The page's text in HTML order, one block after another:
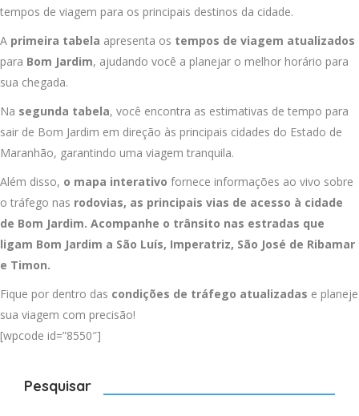
tempos de viagem para os principais destinos da cidade.
A primeira tabela apresenta os tempos de viagem atualizados
para Bom Jardim, ajudando você a planejar o melhor horário para
sua chegada.
Na segunda tabela, você encontra as estimativas de tempo para
sair de Bom Jardim em direção às principais cidades do Estado de
Maranhão, garantindo uma viagem tranquila.
Além disso, o mapa interativo fornece informações ao vivo sobre
o tráfego nas rodovias, as principais vias de acesso à cidade
de Bom Jardim. Acompanhe o trânsito nas estradas que
ligam Bom Jardim a São Luís, Imperatriz, São José de Ribamar
e Timon.
Fique por dentro das condições de tráfego atualizadas e planeje
sua viagem com precisão!
[wpcode id=”8550″]
Pesquisar